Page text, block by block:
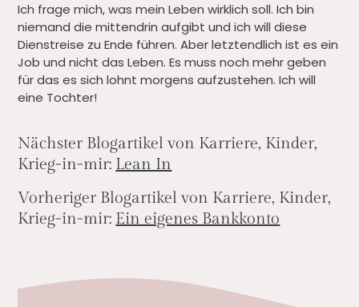
Ich frage mich, was mein Leben wirklich soll. Ich bin
niemand die mittendrin aufgibt und ich will diese
Dienstreise zu Ende führen. Aber letztendlich ist es ein
Job und nicht das Leben. Es muss noch mehr geben
für das es sich lohnt morgens aufzustehen. Ich will
eine Tochter!
Nächster Blogartikel von Karriere, Kinder,
Krieg-in-mir: Lean In
Vorheriger Blogartikel von Karriere, Kinder,
Krieg-in-mir: Ein eigenes Bankkonto